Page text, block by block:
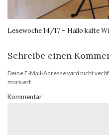
Lesewoche 14/17 – Hallo kalte
Schreibe einen
Deine E-Mail-Adresse wird nicht
markiert.
Kommentar